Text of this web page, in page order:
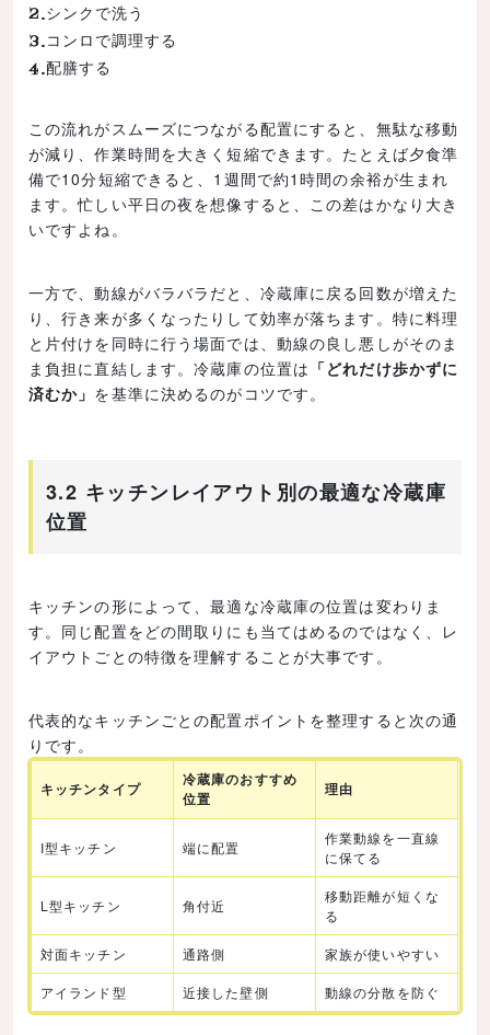
シンクで洗う
コンロで調理する
配膳する
この流れがスムーズにつながる配置にすると、無駄な移動
が減り、作業時間を大きく短縮できます。たとえば夕食準
備で10分短縮できると、1週間で約1時間の余裕が生まれ
ます。忙しい平日の夜を想像すると、この差はかなり大き
いですよね。
一方で、動線がバラバラだと、冷蔵庫に戻る回数が増えた
り、行き来が多くなったりして効率が落ちます。特に料理
と片付けを同時に行う場面では、動線の良し悪しがそのま
ま負担に直結します。冷蔵庫の位置は 「どれだけ歩かずに
済むか」 を基準に決めるのがコツです。
3.2 キッチンレイアウト別の最適な冷蔵庫
位置
キッチンの形によって、最適な冷蔵庫の位置は変わりま
す。同じ配置をどの間取りにも当てはめるのではなく、レ
イアウトごとの特徴を理解することが大事です。
代表的なキッチンごとの配置ポイントを整理すると次の通
りです。
キッチンタイプ
冷蔵庫のおすすめ
位置
理由
I型キッチン 端に配置
作業動線を一直線
に保てる
L型キッチン 角付近
移動距離が短くな
る
対面キッチン 通路側 家族が使いやすい
アイランド型 近接した壁側 動線の分散を防ぐ